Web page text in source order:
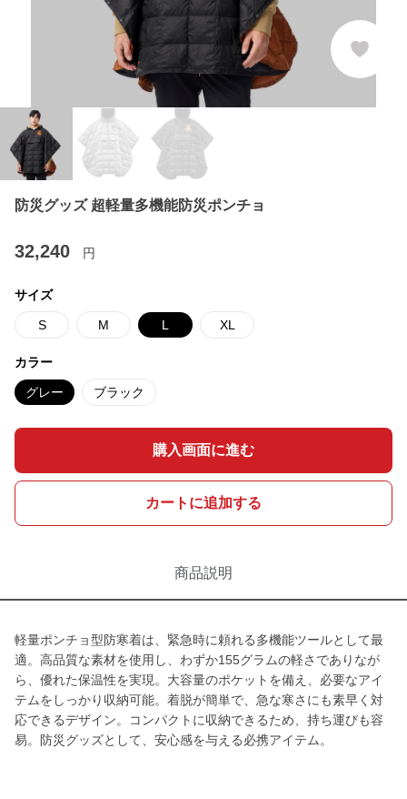
防災グッズ 超軽量多機能防災ポンチョ
32,240 円
サイズ
S M L XL
カラー
グレー ブラック
購入画面に進む
カートに追加する
商品説明
軽量ポンチョ型防寒着は、緊急時に頼れる多機能ツールとして最
適。高品質な素材を使用し、わずか155グラムの軽さでありなが
ら、優れた保温性を実現。大容量のポケットを備え、必要なアイ
テムをしっかり収納可能。着脱が簡単で、急な寒さにも素早く対
応できるデザイン。コンパクトに収納できるため、持ち運びも容
易。防災グッズとして、安心感を与える必携アイテム。